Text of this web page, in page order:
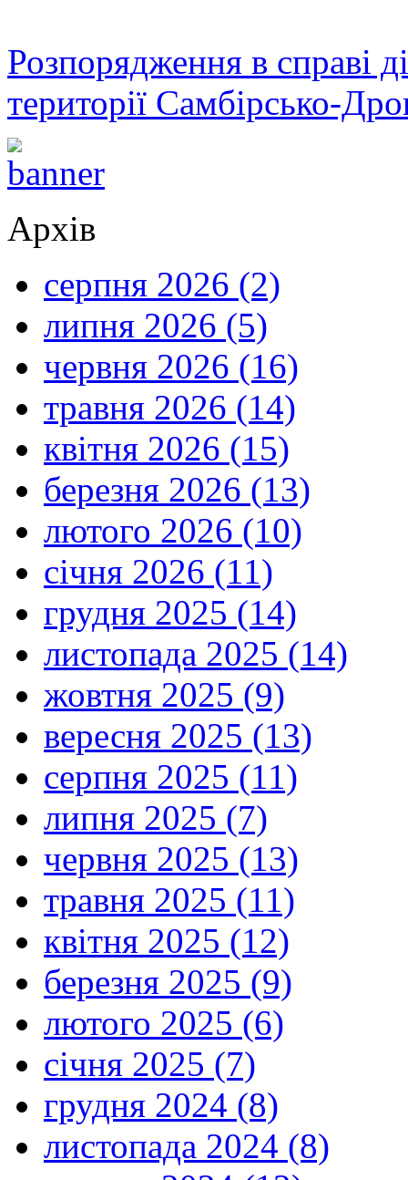
Розпорядження в справі
території Самбірсько-
Архів
серпня 2026 (2)
липня 2026 (5)
червня 2026 (16)
травня 2026 (14)
квітня 2026 (15)
березня 2026 (13)
лютого 2026 (10)
січня 2026 (11)
грудня 2025 (14)
листопада 2025 (14)
жовтня 2025 (9)
вересня 2025 (13)
серпня 2025 (11)
липня 2025 (7)
червня 2025 (13)
травня 2025 (11)
квітня 2025 (12)
березня 2025 (9)
лютого 2025 (6)
січня 2025 (7)
грудня 2024 (8)
листопада 2024 (8)